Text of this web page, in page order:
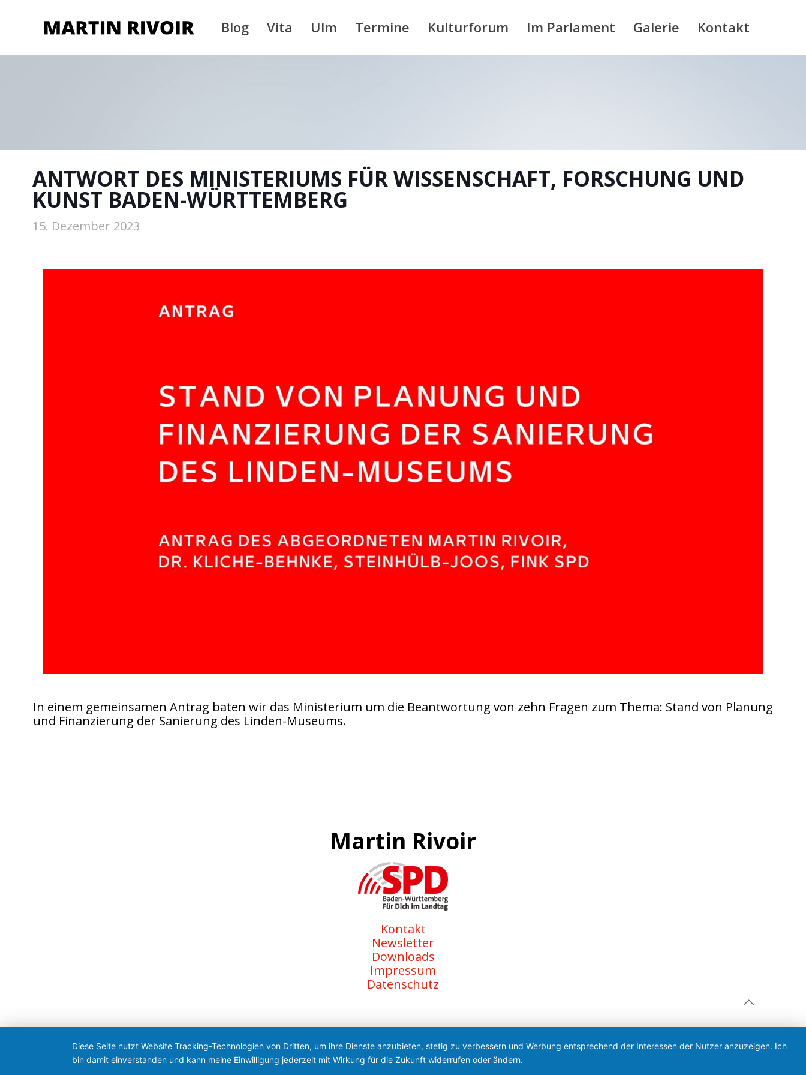
Blog Vita Ulm Termine Kulturforum Im Parlament Galerie Kontakt
ANTWORT DES MINISTERIUMS FÜR WISSENSCHAFT, FORSCHUNG UND
KUNST BADEN-WÜRTTEMBERG
15. Dezember 2023
In einem gemeinsamen Antrag baten wir das Ministerium um die Beantwortung von zehn Fragen zum Thema: Stand von Planung
und Finanzierung der Sanierung des Linden-Museums.
Martin Rivoir
Kontakt
Newsletter
Downloads
Impressum
Datenschutz
Diese Seite nutzt Website Tracking-Technologien von Dritten, um ihre Dienste anzubieten, stetig zu verbessern und Werbung entsprechend der Interessen der Nutzer anzuzeigen. Ich
bin damit einverstanden und kann meine Einwilligung jederzeit mit Wirkung für die Zukunft widerrufen oder ändern.